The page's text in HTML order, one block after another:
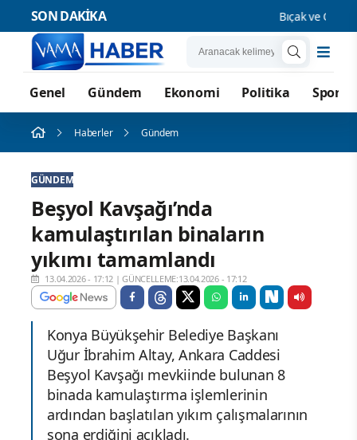
SON DAKİKA Bıçak ve
Genel Gündem Ekonomi Politika Spor
Haberler Gündem
GÜNDEM
Beşyol Kavşağı’nda
kamulaştırılan binaların
yıkımı tamamlandı
13.04.2026 - 17:12 |GÜNCELLEME:13.04.2026 - 17:12
Konya Büyükşehir Belediye Başkanı
Uğur İbrahim Altay, Ankara Caddesi
Beşyol Kavşağı mevkiinde bulunan 8
binada kamulaştırma işlemlerinin
ardından başlatılan yıkım çalışmalarının
sona erdiğini açıkladı.